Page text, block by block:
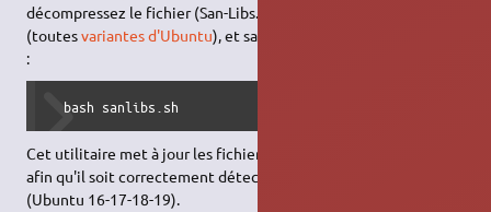
décompressez le fichier (San-Libs.tar), ouvrez un
(toutesvariantes d'Ubuntu), et saisissez la
:
  bash sanlibs.sh
Cet utilitaire met à jour les fichiers de configuration du scanner
afin qu'il soit correctement détecté par xSane et Simple Scan
(Ubuntu 16-17-18-19).